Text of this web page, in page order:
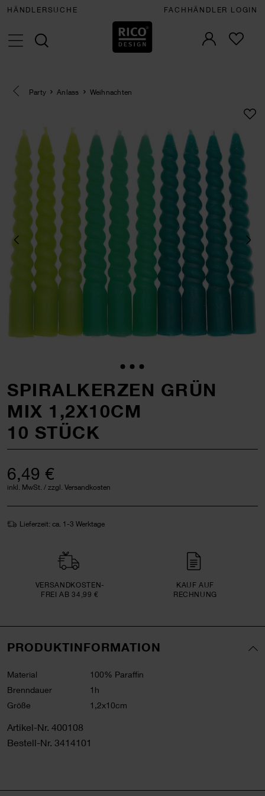
HÄNDLERSUCHE FACHHÄNDLER LOGIN
Eine Kategorie zurück navigieren
Party Anlass Weihnachten
SPIRALKERZEN GRÜN
MIX 1,2X10CM
10 STÜCK
6,49 €
inkl. MwSt. / zzgl. Versandkosten
Lieferzeit: ca. 1-3 Werktage
VERSAND­KOSTEN­
FREI AB 34,99 €
KAUF AUF
RECHNUNG
PRODUKTINFORMATION
Material
100% Paraffin
Brenndauer
1h
Größe
1,2x10cm
Artikel-Nr. 400108
Bestell-Nr. 3414101